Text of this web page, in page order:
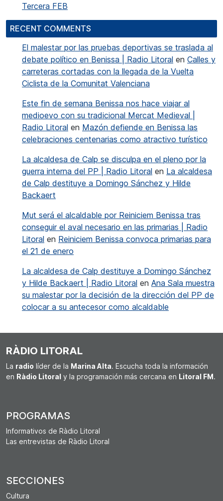
Tercera FEB
RECENT COMMENTS
El malestar por las pruebas deportivas se traslada al
debate político en Benissa | Radio Litoral en Calles y
carreteras cortadas con la llegada de la Vuelta
Ciclista de la Comunitat Valenciana
Este fin de semana Benissa nos hace viajar al
medioevo con su tradicional Mercat Medieval |
Radio Litoral en Mazón defiende en Benissa las
celebraciones centenarias como atractivo turístico
La alcaldesa de Calp se disculpa en el pleno por la
guerra interna del PP | Radio Litoral en La alcaldesa
de Calp destituye a Domingo Sánchez y Hilde
Backaert
Mut será el alcaldable por Reiniciem Benissa tras
conseguir el aval necesario en las primarias | Radio
Litoral en Reiniciem Benissa convoca primarias para
el 21 de enero
La alcaldesa de Calp destituye a Domingo Sánchez
y Hilde Backaert | Radio Litoral en Ana Sala muestra
su malestar por la decisión de la dirección del PP de
colocar a su antecesor como alcaldable
RÀDIO LITORAL
La radio líder de la Marina Alta. Escucha toda la información
en Ràdio Litoral y la programación más cercana en Litoral FM.
PROGRAMAS
Informativos de Ràdio Litoral
Las entrevistas de Ràdio Litoral
SECCIONES
Cultura